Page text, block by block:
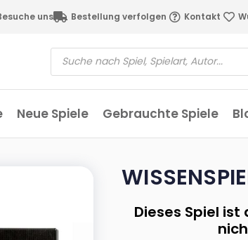
uns Bestellung verfolgen Kontakt
Neue Spiele Gebrauchte Spiele
Dieses Spiel